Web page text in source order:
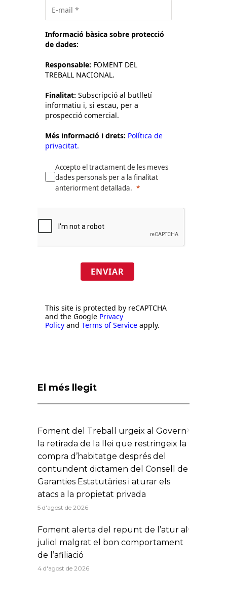
Informació bàsica sobre protecció
de dades:
Responsable: FOMENT DEL
TREBALL NACIONAL.
Finalitat: Subscripció al butlletí
informatiu i, si escau, per a
prospecció comercial.
Més informació i drets: Política de
privacitat.
Accepto el tractament de les meves
dades personals per a la finalitat
anteriorment detallada.
ENVIAR
This site is protected by reCAPTCHA
and the Google Privacy
Policy and Terms of Service apply.
El més llegit
Foment del Treball urgeix al Govern
la retirada de la llei que restringeix la
compra d’habitatge després del
contundent dictamen del Consell de
Garanties Estatutàries i aturar els
atacs a la propietat privada
5 d'agost de 2026
Foment alerta del repunt de l’atur al
juliol malgrat el bon comportament
de l’afiliació
4 d'agost de 2026